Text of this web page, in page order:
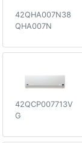
42QHA007N38
QHA007N
42QCP007713V
G